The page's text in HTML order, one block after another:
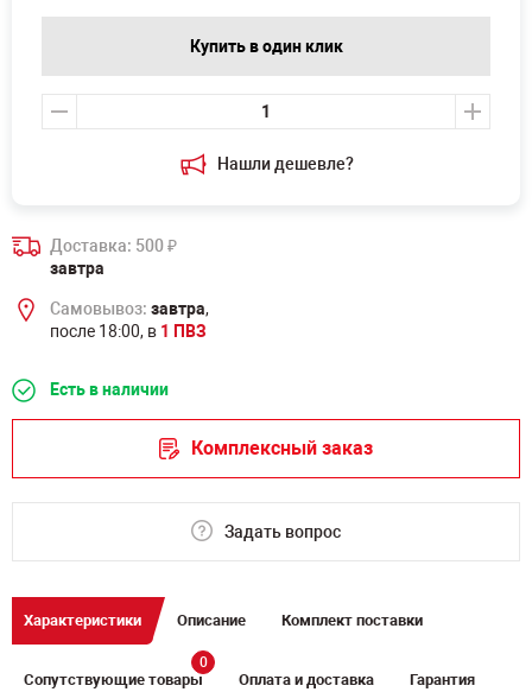
Нашли дешевле?
Купить в один клик
Доставка: 500₽
завтра
Самовывоз: завтра,
после 18:00, в 1 ПВЗ
Есть в наличии
Комплексный заказ
Задать вопрос
Характеристики Описание Комплект поставки
Сопутствующие товары
0
Оплата и доставка Гарантия